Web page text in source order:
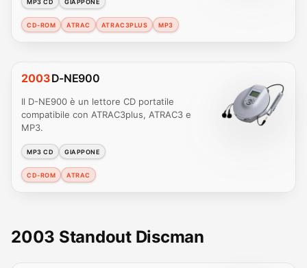
MP3 CD GIAPPONE
CD-ROM ATRAC ATRAC3PLUS MP3
2003D-NE900
Il D-NE900 è un lettore CD portatile
compatibile con ATRAC3plus, ATRAC3 e
MP3.
MP3 CD GIAPPONE
CD-ROM ATRAC
2003 Standout Discman